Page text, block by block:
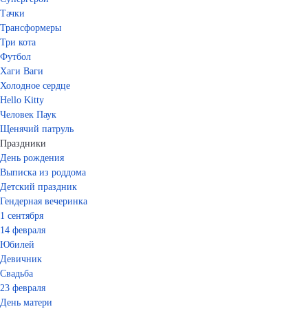
Тачки
Трансформеры
Три кота
Футбол
Хаги Ваги
Холодное сердце
Hello Kitty
Человек Паук
Щенячий патруль
Праздники
День рождения
Выписка из роддома
Детский праздник
Гендерная вечеринка
1 сентября
14 февраля
Юбилей
Девичник
Свадьба
23 февраля
День матери